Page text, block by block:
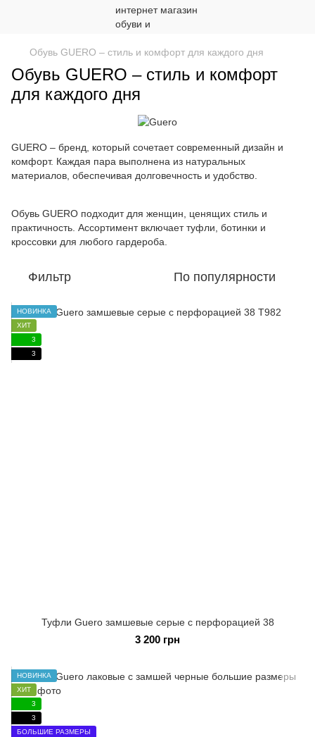
Обувь GUERO – стиль и комфорт для каждого дня
Обувь GUERO – стиль и комфорт
для каждого дня
GUERO – бренд, который сочетает современный дизайн и
комфорт. Каждая пара выполнена из натуральных
материалов, обеспечивая долговечность и удобство.
Обувь GUERO подходит для женщин, ценящих стиль и
практичность. Ассортимент включает туфли, ботинки и
кроссовки для любого гардероба.
Фильтр По популярности
НОВИНКА
ХИТ
3
3
Туфли Guero замшевые серые с перфорацией 38
3 200 грн
НОВИНКА
ХИТ
3
3
БОЛЬШИЕ РАЗМЕРЫ